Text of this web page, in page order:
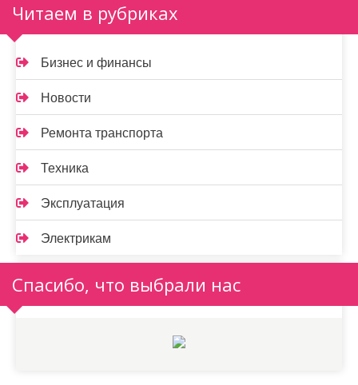
Читаем в рубриках
Бизнес и финансы
Новости
Ремонта транспорта
Техника
Эксплуатация
Электрикам
Спасибо, что выбрали нас